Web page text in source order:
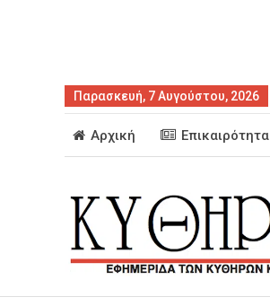
Παρασκευή, 7 Αυγούστου, 2026
Αρχική Επικαιρότητα